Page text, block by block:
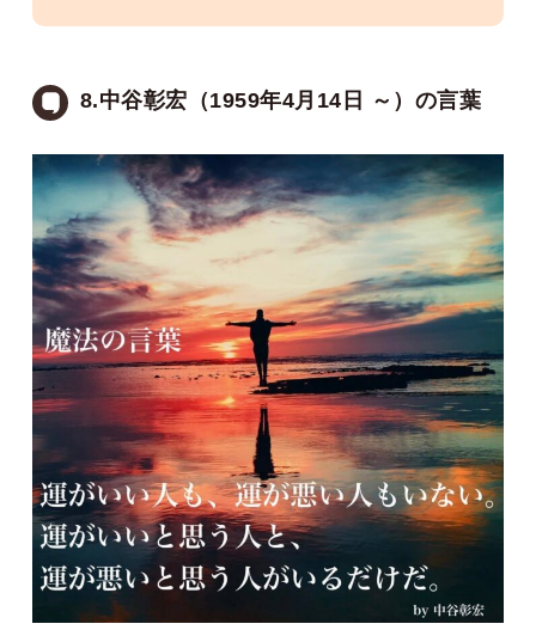
8.中谷彰宏（1959年4月14日 ～）の言葉